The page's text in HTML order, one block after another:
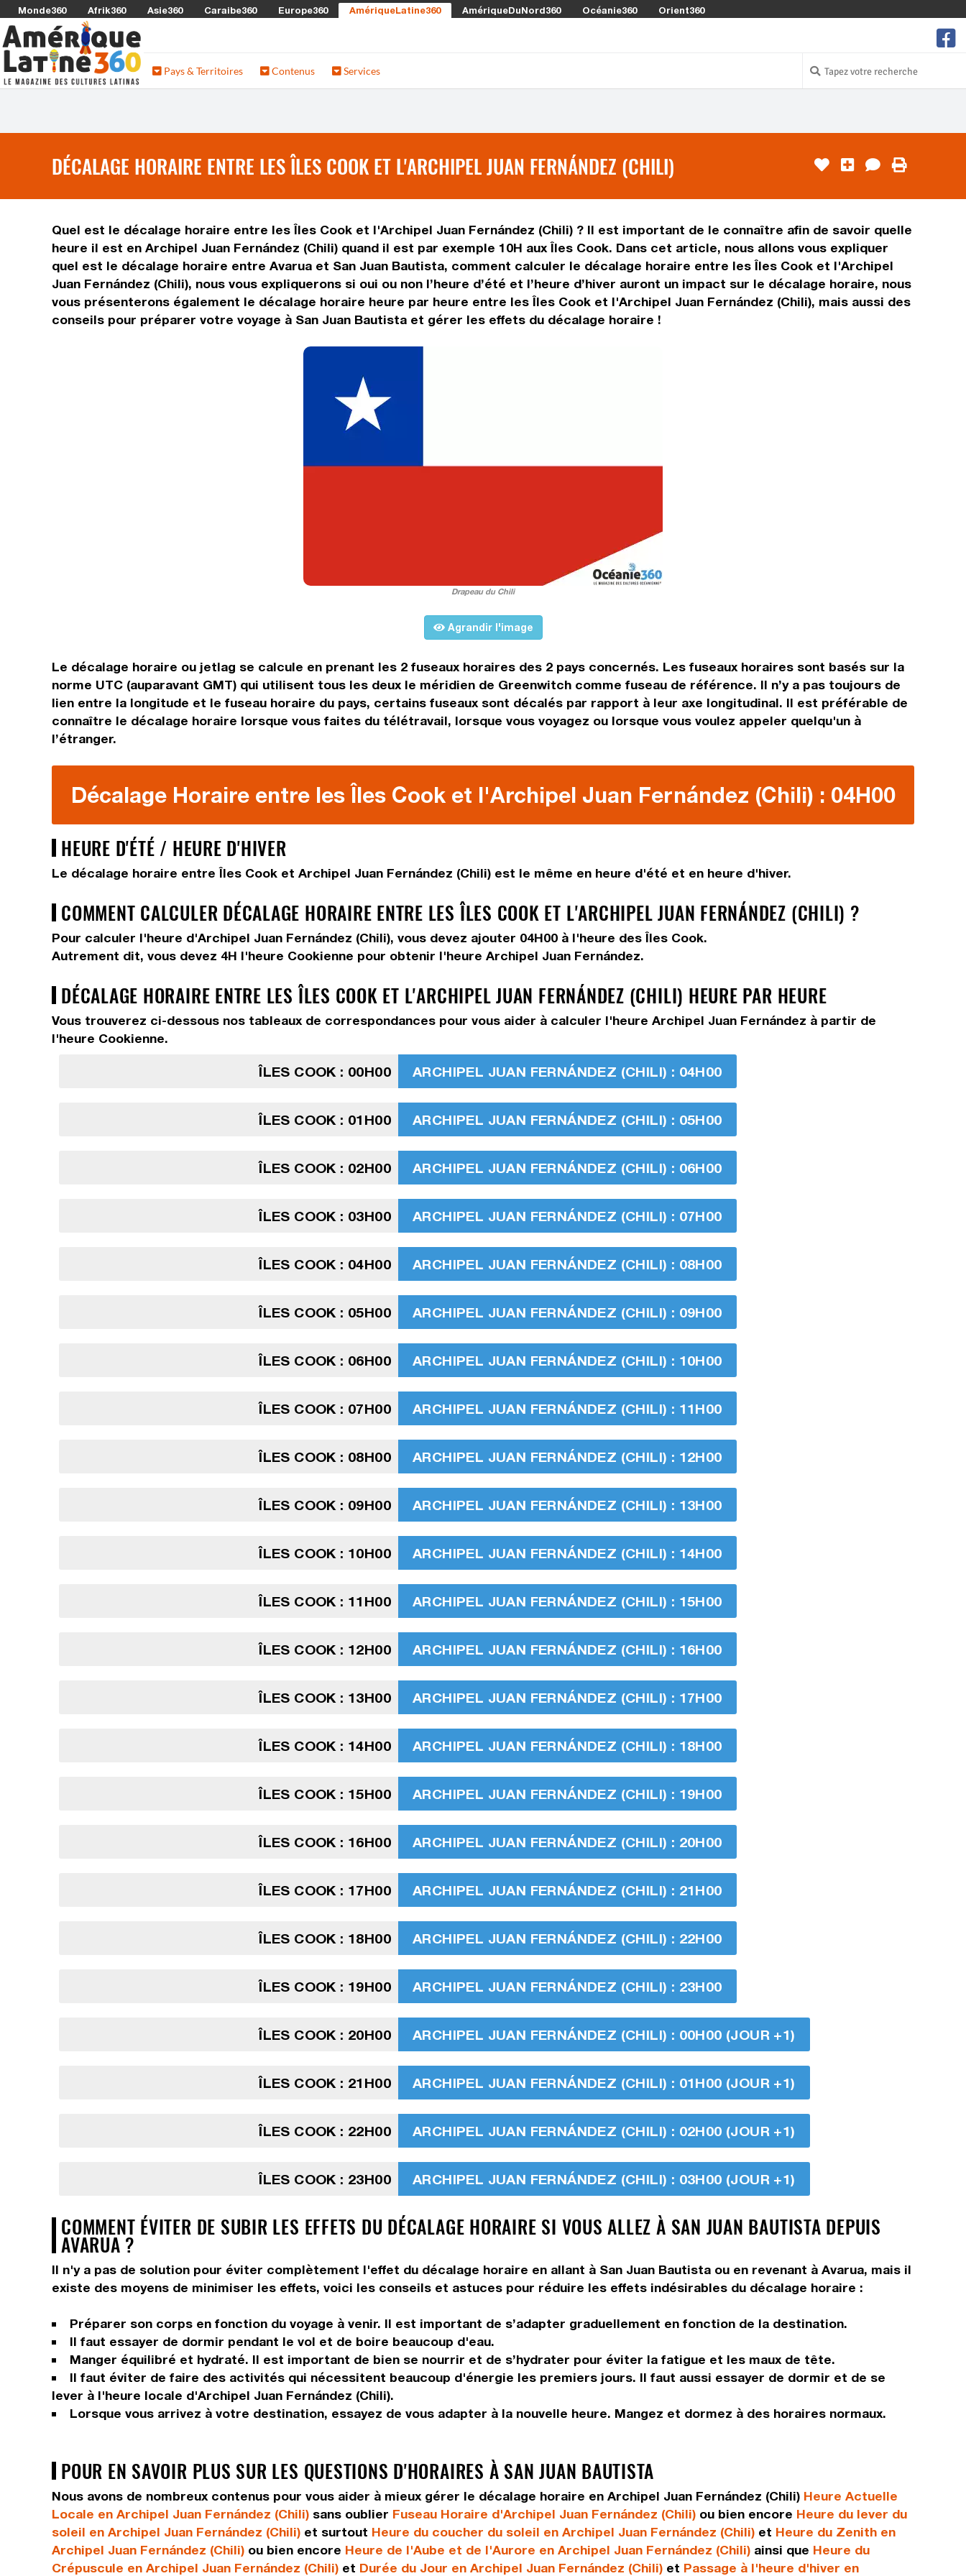
Monde360 Afrik360 Asie360 Caraibe360 Europe360 AmériqueLatine360 AmériqueDuNord360 Océanie360 Orient360
Pays & Territoires Contenus Services
DÉCALAGE HORAIRE ENTRE LES ÎLES COOK ET L'ARCHIPEL JUAN FERNÁNDEZ (CHILI)
Quel est le décalage horaire entre les Îles Cook et l'Archipel Juan Fernández (Chili) ? Il est important de le connaître afin de savoir quelle
heure il est en Archipel Juan Fernández (Chili) quand il est par exemple 10H aux Îles Cook. Dans cet article, nous allons vous expliquer
quel est le décalage horaire entre Avarua et San Juan Bautista, comment calculer le décalage horaire entre les Îles Cook et l'Archipel
Juan Fernández (Chili), nous vous expliquerons si oui ou non l’heure d’été et l’heure d’hiver auront un impact sur le décalage horaire, nous
vous présenterons également le décalage horaire heure par heure entre les Îles Cook et l'Archipel Juan Fernández (Chili), mais aussi des
conseils pour préparer votre voyage à San Juan Bautista et gérer les effets du décalage horaire !
Drapeau du Chili
Agrandir l'image
Le décalage horaire ou jetlag se calcule en prenant les 2 fuseaux horaires des 2 pays concernés. Les fuseaux horaires sont basés sur la
norme UTC (auparavant GMT) qui utilisent tous les deux le méridien de Greenwitch comme fuseau de référence. Il n’y a pas toujours de
lien entre la longitude et le fuseau horaire du pays, certains fuseaux sont décalés par rapport à leur axe longitudinal. Il est préférable de
connaître le décalage horaire lorsque vous faites du télétravail, lorsque vous voyagez ou lorsque vous voulez appeler quelqu'un à
l’étranger.
Décalage Horaire entre les Îles Cook et l'Archipel Juan Fernández (Chili) : 04H00
HEURE D'ÉTÉ / HEURE D'HIVER
Le décalage horaire entre Îles Cook et Archipel Juan Fernández (Chili) est le même en heure d'été et en heure d'hiver.
COMMENT CALCULER DÉCALAGE HORAIRE ENTRE LES ÎLES COOK ET L'ARCHIPEL JUAN FERNÁNDEZ (CHILI) ?
Pour calculer l'heure d'Archipel Juan Fernández (Chili), vous devez ajouter 04H00 à l'heure des Îles Cook.
Autrement dit, vous devez 4H l'heure Cookienne pour obtenir l'heure Archipel Juan Fernández.
DÉCALAGE HORAIRE ENTRE LES ÎLES COOK ET L'ARCHIPEL JUAN FERNÁNDEZ (CHILI) HEURE PAR HEURE
Vous trouverez ci-dessous nos tableaux de correspondances pour vous aider à calculer l'heure Archipel Juan Fernández à partir de
l'heure Cookienne.
ÎLES COOK : 00H00 ARCHIPEL JUAN FERNÁNDEZ (CHILI) : 04H00
ÎLES COOK : 01H00 ARCHIPEL JUAN FERNÁNDEZ (CHILI) : 05H00
ÎLES COOK : 02H00 ARCHIPEL JUAN FERNÁNDEZ (CHILI) : 06H00
ÎLES COOK : 03H00 ARCHIPEL JUAN FERNÁNDEZ (CHILI) : 07H00
ÎLES COOK : 04H00 ARCHIPEL JUAN FERNÁNDEZ (CHILI) : 08H00
ÎLES COOK : 05H00 ARCHIPEL JUAN FERNÁNDEZ (CHILI) : 09H00
ÎLES COOK : 06H00 ARCHIPEL JUAN FERNÁNDEZ (CHILI) : 10H00
ÎLES COOK : 07H00 ARCHIPEL JUAN FERNÁNDEZ (CHILI) : 11H00
ÎLES COOK : 08H00 ARCHIPEL JUAN FERNÁNDEZ (CHILI) : 12H00
ÎLES COOK : 09H00 ARCHIPEL JUAN FERNÁNDEZ (CHILI) : 13H00
ÎLES COOK : 10H00 ARCHIPEL JUAN FERNÁNDEZ (CHILI) : 14H00
ÎLES COOK : 11H00 ARCHIPEL JUAN FERNÁNDEZ (CHILI) : 15H00
ÎLES COOK : 12H00 ARCHIPEL JUAN FERNÁNDEZ (CHILI) : 16H00
ÎLES COOK : 13H00 ARCHIPEL JUAN FERNÁNDEZ (CHILI) : 17H00
ÎLES COOK : 14H00 ARCHIPEL JUAN FERNÁNDEZ (CHILI) : 18H00
ÎLES COOK : 15H00 ARCHIPEL JUAN FERNÁNDEZ (CHILI) : 19H00
ÎLES COOK : 16H00 ARCHIPEL JUAN FERNÁNDEZ (CHILI) : 20H00
ÎLES COOK : 17H00 ARCHIPEL JUAN FERNÁNDEZ (CHILI) : 21H00
ÎLES COOK : 18H00 ARCHIPEL JUAN FERNÁNDEZ (CHILI) : 22H00
ÎLES COOK : 19H00 ARCHIPEL JUAN FERNÁNDEZ (CHILI) : 23H00
ÎLES COOK : 20H00 ARCHIPEL JUAN FERNÁNDEZ (CHILI) : 00H00 (JOUR +1)
ÎLES COOK : 21H00 ARCHIPEL JUAN FERNÁNDEZ (CHILI) : 01H00 (JOUR +1)
ÎLES COOK : 22H00 ARCHIPEL JUAN FERNÁNDEZ (CHILI) : 02H00 (JOUR +1)
ÎLES COOK : 23H00 ARCHIPEL JUAN FERNÁNDEZ (CHILI) : 03H00 (JOUR +1)
COMMENT ÉVITER DE SUBIR LES EFFETS DU DÉCALAGE HORAIRE SI VOUS ALLEZ À SAN JUAN BAUTISTA DEPUIS
AVARUA ?
Il n'y a pas de solution pour éviter complètement l'effet du décalage horaire en allant à San Juan Bautista ou en revenant à Avarua, mais il
existe des moyens de minimiser les effets, voici les conseils et astuces pour réduire les effets indésirables du décalage horaire :
Préparer son corps en fonction du voyage à venir. Il est important de s’adapter graduellement en fonction de la destination.
Il faut essayer de dormir pendant le vol et de boire beaucoup d'eau.
Manger équilibré et hydraté. Il est important de bien se nourrir et de s’hydrater pour éviter la fatigue et les maux de tête.
Il faut éviter de faire des activités qui nécessitent beaucoup d'énergie les premiers jours. Il faut aussi essayer de dormir et de se
lever à l'heure locale d'Archipel Juan Fernández (Chili).
Lorsque vous arrivez à votre destination, essayez de vous adapter à la nouvelle heure. Mangez et dormez à des horaires normaux.
POUR EN SAVOIR PLUS SUR LES QUESTIONS D'HORAIRES À SAN JUAN BAUTISTA
Nous avons de nombreux contenus pour vous aider à mieux gérer le décalage horaire en Archipel Juan Fernández (Chili) Heure Actuelle
Locale en Archipel Juan Fernández (Chili) sans oublier Fuseau Horaire d'Archipel Juan Fernández (Chili) ou bien encore Heure du lever du
soleil en Archipel Juan Fernández (Chili) et surtout Heure du coucher du soleil en Archipel Juan Fernández (Chili) et Heure du Zenith en
Archipel Juan Fernández (Chili) ou bien encore Heure de l'Aube et de l'Aurore en Archipel Juan Fernández (Chili) ainsi que Heure du
Crépuscule en Archipel Juan Fernández (Chili) et Durée du Jour en Archipel Juan Fernández (Chili) et Passage à l'heure d'hiver en